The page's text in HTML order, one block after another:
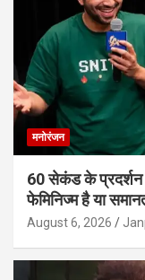
मनोरंजन
60 सेकंड के प्रदर्शन
फेमिनिज्म है या
August 6, 2026